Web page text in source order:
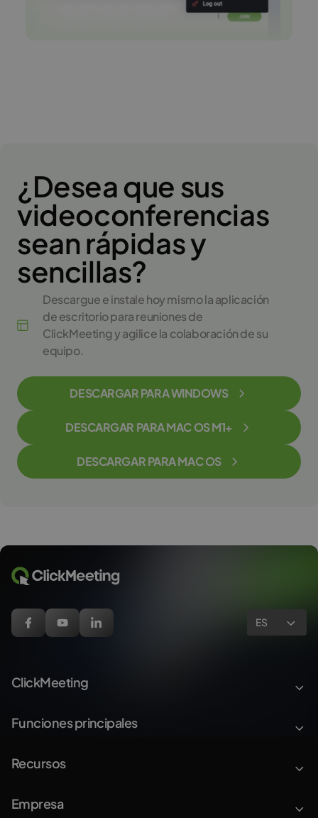
¿Desea que sus
videoconferencias
sean rápidas y
sencillas?
Descargue e instale hoy mismo la aplicación
de escritorio para reuniones de
ClickMeeting y agilice la colaboración de su
equipo.
DESCARGAR PARA WINDOWS
DESCARGAR PARA MAC OS M1+
DESCARGAR PARA MAC OS
ES
ClickMeeting
Funciones principales
Recursos
Empresa